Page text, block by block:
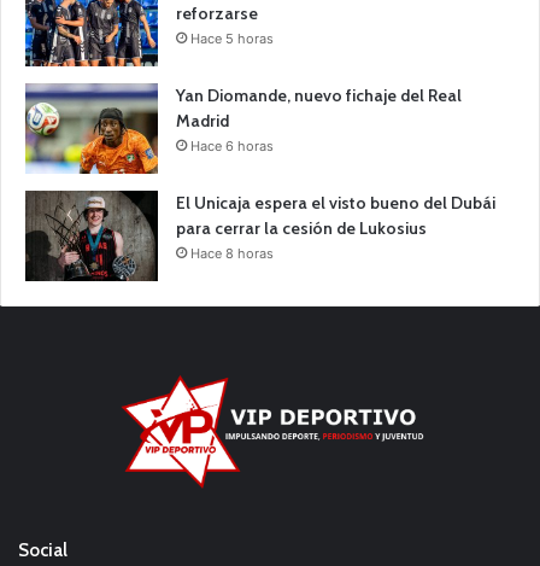
reforzarse
Hace 5 horas
Yan Diomande, nuevo fichaje del Real
Madrid
Hace 6 horas
El Unicaja espera el visto bueno del Dubái
para cerrar la cesión de Lukosius
Hace 8 horas
Social